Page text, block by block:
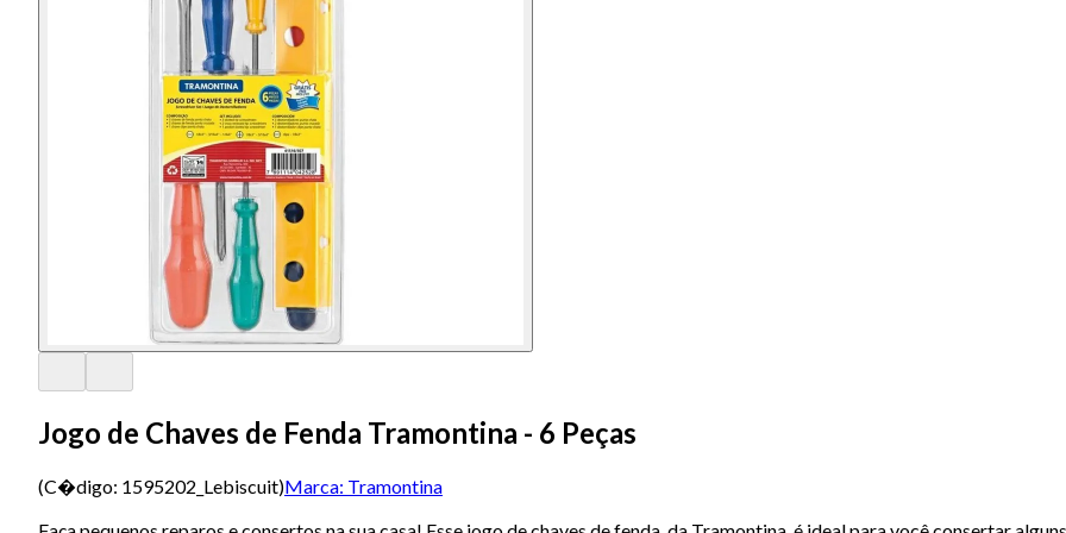
Jogo de Chaves de Fenda Tramontina - 6 Peças
(C�digo: 1595202_Lebiscuit)Marca: Tramontina